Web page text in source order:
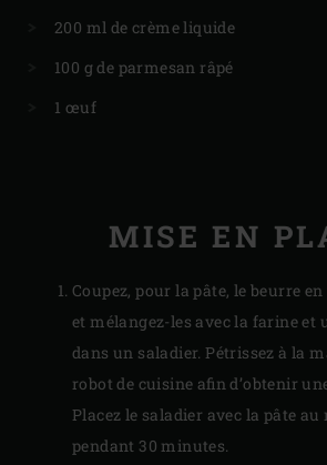
200 ml de crème liquide
100 g de parmesan râpé
1 œuf
MISE EN
Coupez, pour la pâte, le beurre
et mélangez-les avec la farine et
dans un saladier. Pétrissez à la
robot de cuisine afin d’obtenir
Placez le saladier avec la pâte
pendant 30 minutes.